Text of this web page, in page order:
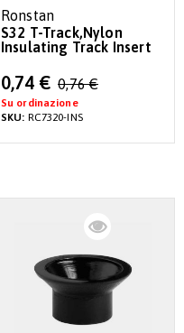
Ronstan
S32 T-Track,Nylon
Insulating Track Insert
Special
Price
0,74 € 0,76 €
Su ordinazione
SKU: RC7320-INS